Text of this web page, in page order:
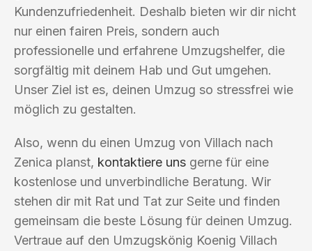
Kundenzufriedenheit. Deshalb bieten wir dir nicht
nur einen fairen Preis, sondern auch
professionelle und erfahrene Umzugshelfer, die
sorgfältig mit deinem Hab und Gut umgehen.
Unser Ziel ist es, deinen Umzug so stressfrei wie
möglich zu gestalten.
Also, wenn du einen Umzug von Villach nach
Zenica planst, kontaktiere uns gerne für eine
kostenlose und unverbindliche Beratung. Wir
stehen dir mit Rat und Tat zur Seite und finden
gemeinsam die beste Lösung für deinen Umzug.
Vertraue auf den Umzugskönig Koenig Villach